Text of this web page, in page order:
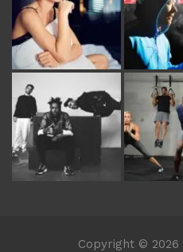
Copyright © 2026